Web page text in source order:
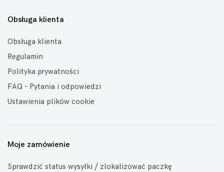
Obsługa klienta
Obsługa klienta
Regulamin
Polityka prywatności
FAQ – Pytania i odpowiedzi
Ustawienia plików cookie
Moje zamówienie
Sprawdzić status wysyłki / zlokalizować paczkę